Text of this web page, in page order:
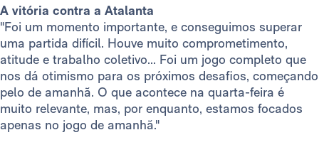
A vitória contra a Atalanta
"Foi um momento importante, e conseguimos superar
uma partida difícil. Houve muito comprometimento,
atitude e trabalho coletivo... Foi um jogo completo que
nos dá otimismo para os próximos desafios, começando
pelo de amanhã. O que acontece na quarta-feira é
muito relevante, mas, por enquanto, estamos focados
apenas no jogo de amanhã."